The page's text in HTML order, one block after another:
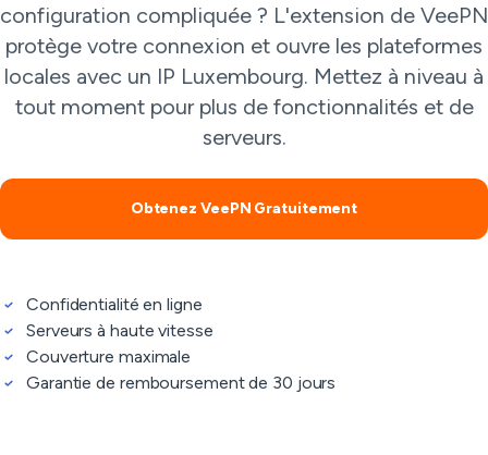
configuration compliquée ? L'extension de VeePN
protège votre connexion et ouvre les plateformes
locales avec un IP Luxembourg. Mettez à niveau à
tout moment pour plus de fonctionnalités et de
serveurs.
Obtenez VeePN Gratuitement
Confidentialité en ligne
Serveurs à haute vitesse
Couverture maximale
Garantie de remboursement de 30 jours